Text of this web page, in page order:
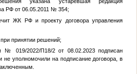
РФ от 06.05.2011 № 354;
ЖК РФ и проекту договора управления
принятии решений;
№ 019/2022/П18/2 от 08.02.2023 подписан
не уполномочили на подписание договора, в